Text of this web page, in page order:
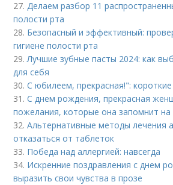
27.Делаем разбор 11
полости рта
28. Безопасный и эффективный:
гигиене полости рта
29.Лучшие зубные пасты 2024: как
для себя
30.С юбилеем, прекрасная!":
31.С днем рождения, прекрасная
пожелания, которые она запомнит
32.Альтернативные методы лечения
отказаться от таблеток
33. Победа над аллергией: навсегда
34. Искренние поздравления с днем
выразить свои чувства в прозе